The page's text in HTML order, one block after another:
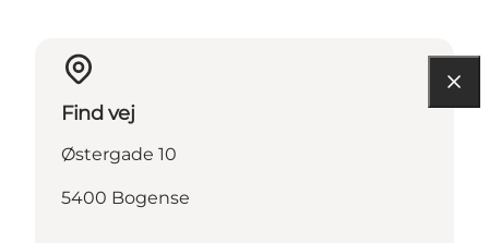
Find vej
Østergade 10
5400 Bogense